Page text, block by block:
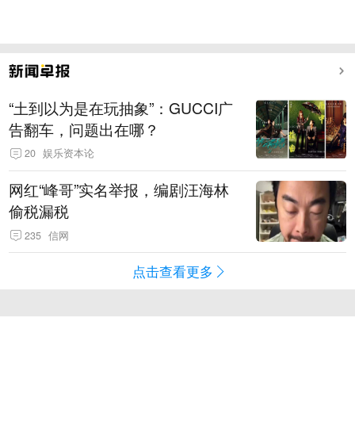
“土到以为是在玩抽象”：GUCCI广
告翻车，问题出在哪？
20 娱乐资本论
网红“峰哥”实名举报，编剧汪海林
偷税漏税
235 信网
点击查看更多